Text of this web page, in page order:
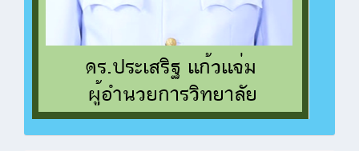
ซื้อวัสดุสำนักงาน งานบุคลากร ฝ่ายบริหาร
คลิกเพื่อเปิดไฟล์ PDF
ซื้อสมุดบันทึกฝึกประสบการณ์สมรรถนะวิชาชีพ/
การฝึกอาชีพ
คลิกเพื่อเปิดไฟล์ PDF